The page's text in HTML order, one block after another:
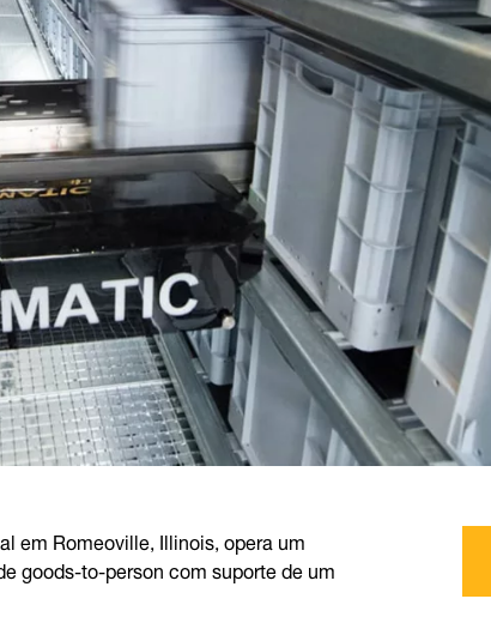
em Romeoville, Illinois, opera um
goods-to-person com suporte de um